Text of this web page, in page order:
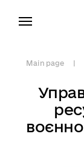
Main page